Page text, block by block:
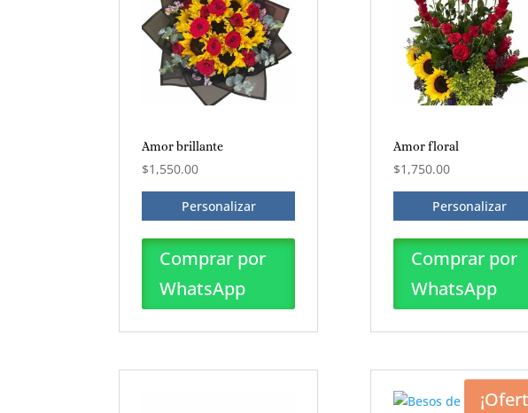
Amor brillante
$1,550.00
Personalizar
Comprar por
WhatsApp
Amor floral
$1,750.00
Personalizar
Comprar por
WhatsApp